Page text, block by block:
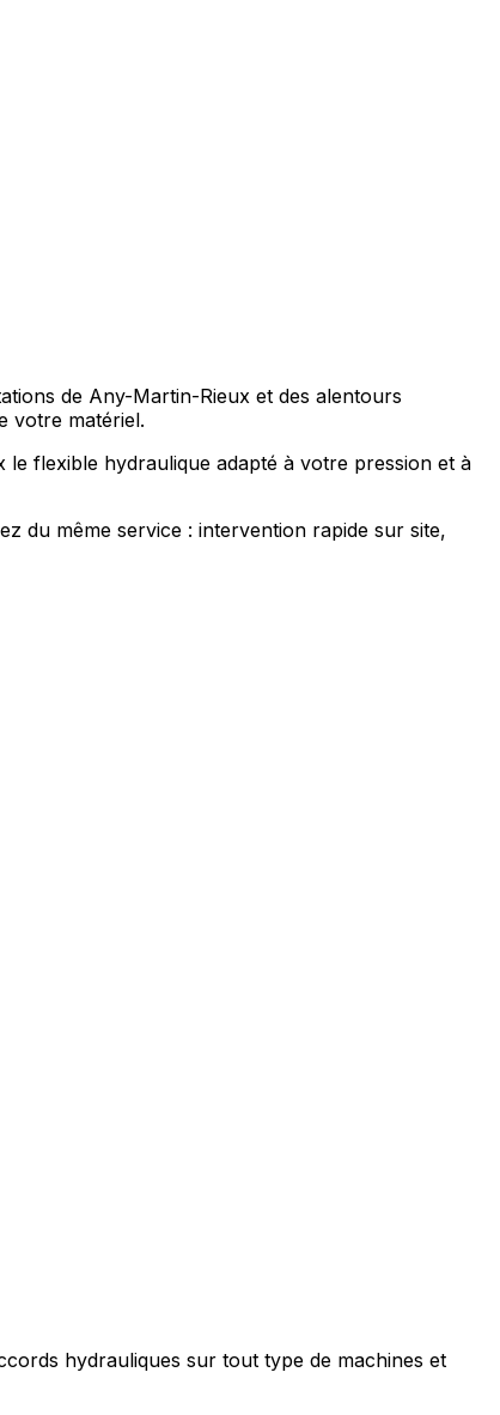
de Any-Martin-Rieux et des alentours
votre matériel.
flexible hydraulique adapté à votre pression et à
du même service : intervention rapide sur site,
hydrauliques sur tout type de machines et